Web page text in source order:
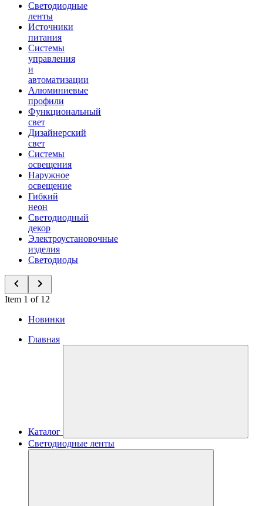
Светодиодные
ленты
Источники
питания
Системы
управления
и
автоматизации
Алюминиевые
профили
Функциональный
свет
Дизайнерский
свет
Системы
освещения
Наружное
освещение
Гибкий
неон
Светодиодный
декор
Электроустановочные
изделия
Светодиоды
Item 1 of 12
Новинки
Главная
Каталог
Светодиодные ленты